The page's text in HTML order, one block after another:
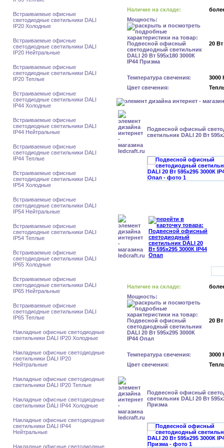
Встраиваемые офисные
светодиодные светильники DALI
IP20 Холодные
Встраиваемые офисные
светодиодные светильники DALI
IP20 Нейтральные
Встраиваемые офисные
светодиодные светильники DALI
IP20 Теплые
Встраиваемые офисные
светодиодные светильники DALI
IP44 Холодные
Встраиваемые офисные
светодиодные светильники DALI
IP44 Нейтральные
Встраиваемые офисные
светодиодные светильники DALI
IP44 Теплые
Встраиваемые офисные
светодиодные светильники DALI
IP54 Холодные
Встраиваемые офисные
светодиодные светильники DALI
IP54 Нейтральные
Встраиваемые офисные
светодиодные светильники DALI
IP54 Теплые
Встраиваемые офисные
светодиодные светильники DALI
IP65 Холодные
Встраиваемые офисные
светодиодные светильники DALI
IP65 Нейтральные
Встраиваемые офисные
светодиодные светильники DALI
IP65 Теплые
Накладные офисные светодиодные
светильники DALI IP20 Холодные
Накладные офисные светодиодные
светильники DALI IP20
Нейтральные
Накладные офисные светодиодные
светильники DALI IP20 Теплые
Накладные офисные светодиодные
светильники DALI IP44 Холодные
Накладные офисные светодиодные
светильники DALI IP44
Нейтральные
Накладные офисные светодиодные
Наличие на складе:
Мощность:
20 Вт
Температура свечения:
3000
Цвет свечения:
Подвесной офисный
светильник DALI 20 Вт
Наличие на складе:
Мощность:
20 Вт
Температура свечения:
3000
Цвет свечения:
Подвесной офисный
светильник DALI 20 Вт
Призма